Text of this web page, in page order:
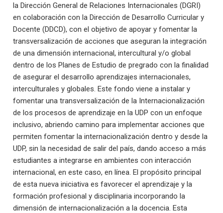
la Dirección General de Relaciones Internacionales (DGRI)
en colaboración con la Dirección de Desarrollo Curricular y
Docente (DDCD), con el objetivo de apoyar y fomentar la
transversalización de acciones que aseguran la integración
de una dimensión internacional, intercultural y/o global
dentro de los Planes de Estudio de pregrado con la finalidad
de asegurar el desarrollo aprendizajes internacionales,
interculturales y globales. Este fondo viene a instalar y
fomentar una transversalización de la Internacionalización
de los procesos de aprendizaje en la UDP con un enfoque
inclusivo, abriendo camino para implementar acciones que
permiten fomentar la internacionalización dentro y desde la
UDP, sin la necesidad de salir del país, dando acceso a más
estudiantes a integrarse en ambientes con interacción
internacional, en este caso, en línea. El propósito principal
de esta nueva iniciativa es favorecer el aprendizaje y la
formación profesional y disciplinaria incorporando la
dimensión de internacionalización a la docencia. Esta